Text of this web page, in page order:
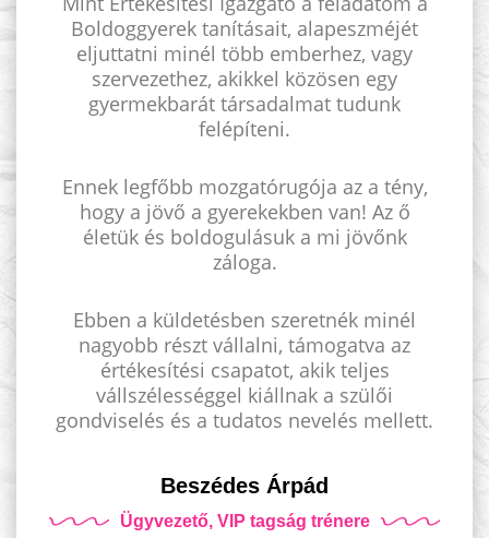
Boldoggyerek tanításait, alapeszméjét
eljuttatni minél több emberhez, vagy
szervezethez, akikkel közösen egy
gyermekbarát társadalmat tudunk
felépíteni.
Ennek legfőbb mozgatórugója az a tény,
hogy a jövő a gyerekekben van! Az ő
életük és boldogulásuk a mi jövőnk
záloga.
Ebben a küldetésben szeretnék minél
nagyobb részt vállalni, támogatva az
értékesítési csapatot, akik teljes
vállszélességgel kiállnak a szülői
gondviselés és a tudatos nevelés mellett.
Beszédes Árpád
Ügyvezető, VIP tagság trénere